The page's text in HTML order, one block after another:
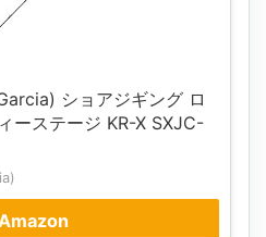
ショアジギング ロ
ーステージ KR-X SXJC-